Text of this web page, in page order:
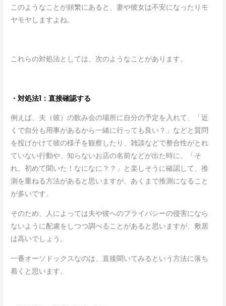
このようなことが頻繁にあると、妻や彼女は不安になったりモ
ヤモヤしますよね。
これらの対処法としては、次のようなことがあります。
・対処法1：直接確認する
例えば、夫（彼）の飲み会の場所に自分の予定を入れて、「近
くで自分も用事があるから一緒に行っても良い？」などと質問
を投げかけて彼の様子を観察したり、雑談などで整合性がとれ
ていない行動や、知らないお店の名前などが出た時に、「そ
れ、初めて聞いた！なになに？？」と楽しそうに確認して、推
測を重ねる方法があると思いますが、あくまで推測になること
が多いです。
そのため、人によっては夫や彼へのプライバシーの侵害になら
ないように配慮をしつつ調べることがあると思いますが、敷居
は高いでしょう。
一番オーソドックスなのは、直接聞いてみるという方法に落ち
着くと思います。